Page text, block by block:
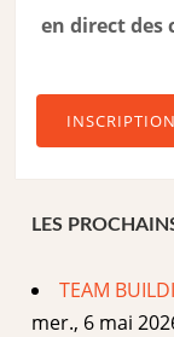
en direct des
INSCRIPTION
LES
TEAM
mer., 6 mai